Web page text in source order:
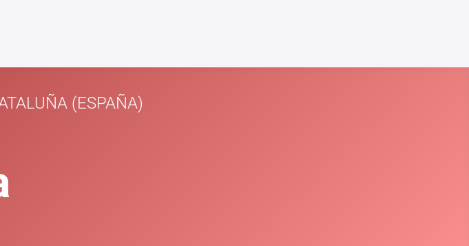
(ESPAÑA)